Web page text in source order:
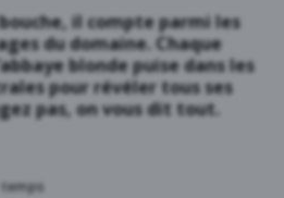
il compte parmi les
du domaine. Chaque
blonde puise dans les
pour révéler tous ses
pas, on vous dit tout.